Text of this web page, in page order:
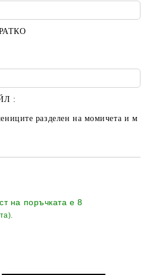
:
разделен на момичета и м
на поръчката е8